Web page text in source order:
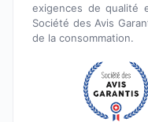
exigences de qualité
Société des Avis
de la consommation.